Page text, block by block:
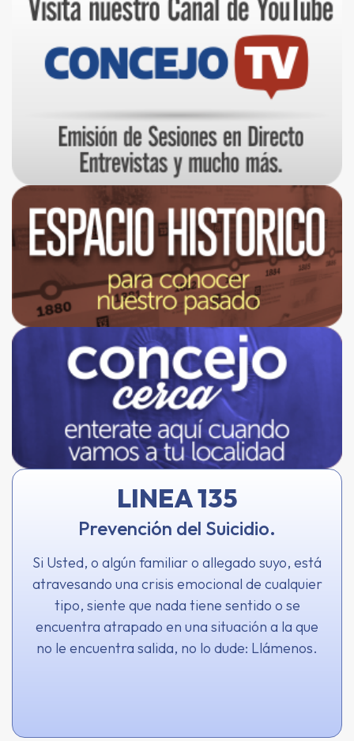
LINEA 135
Prevención del Suicidio.
Si Usted, o algún familiar o allegado suyo, está
atravesando una crisis emocional de cualquier
tipo, siente que nada tiene sentido o se
encuentra atrapado en una situación a la que
no le encuentra salida, no lo dude: Llámenos.